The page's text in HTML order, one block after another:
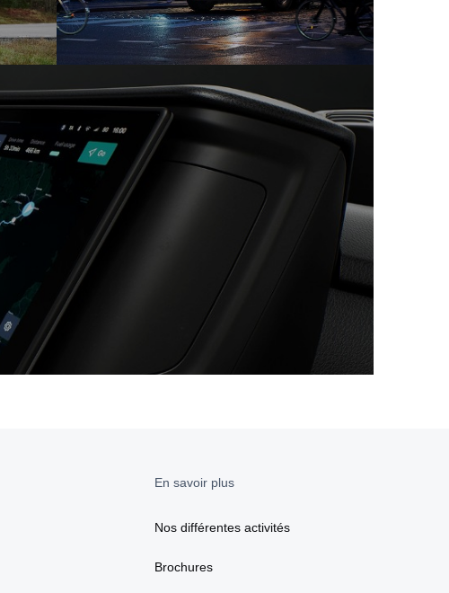
En savoir plus
Nos différentes activités
Brochures